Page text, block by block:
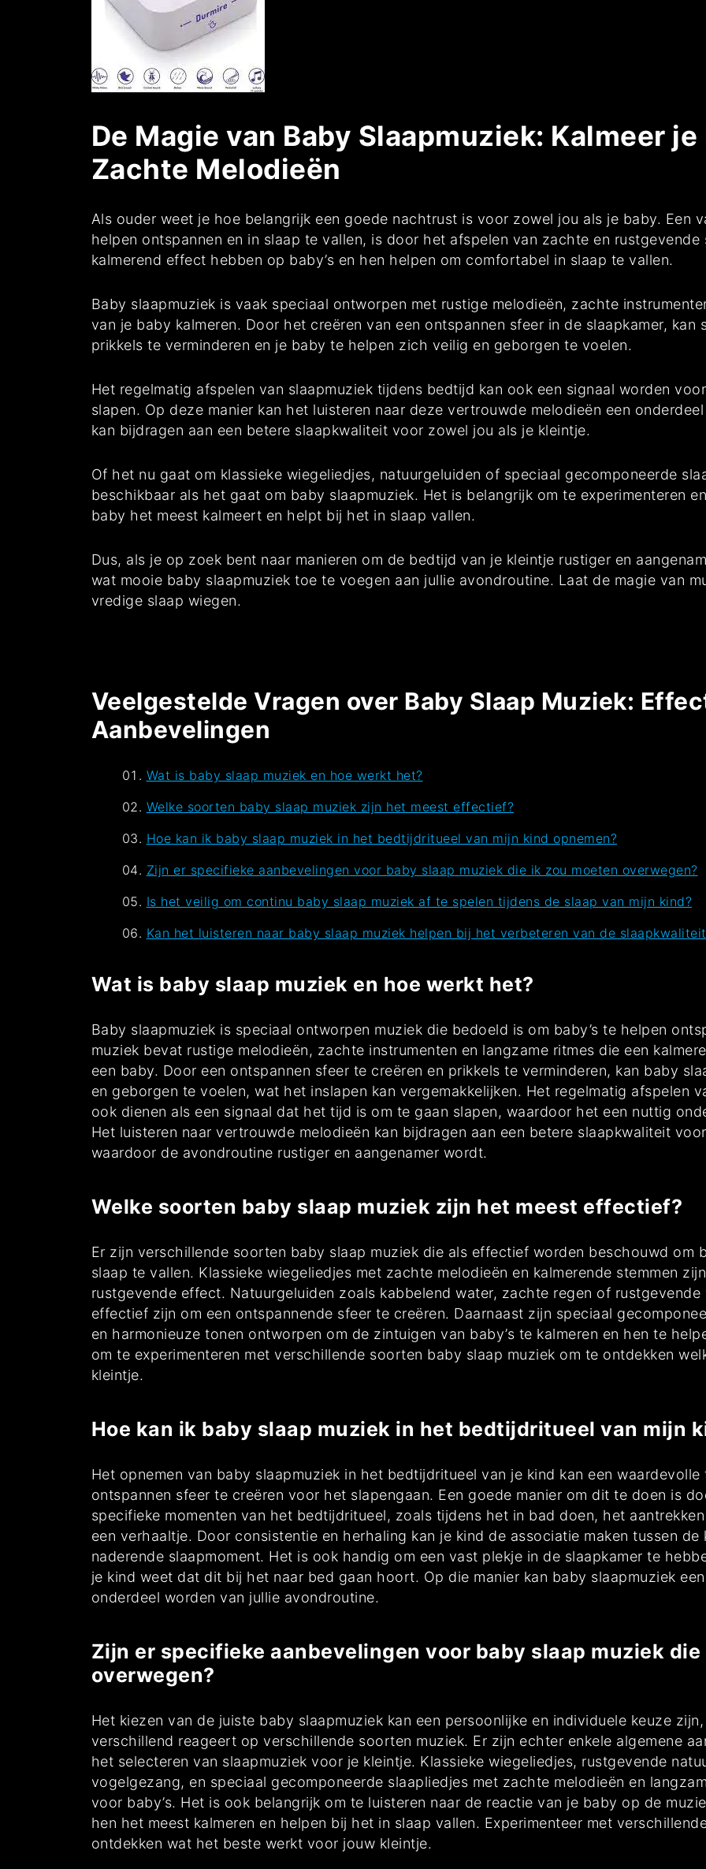
De Magie van Baby Slaapmuziek: Kalmeer
Zachte Melodieën
Als ouder weet je hoe belangrijk een goede nachtrust is voor zowel jou als je baby. Een
helpen ontspannen en in slaap te vallen, is door het afspelen van zachte en rustgevende
kalmerend effect hebben op baby’s en hen helpen om comfortabel in slaap te vallen.
Baby slaapmuziek is vaak speciaal ontworpen met rustige melodieën, zachte
van je baby kalmeren. Door het creëren van een ontspannen sfeer in de slaapkamer, kan
prikkels te verminderen en je baby te helpen zich veilig en geborgen te voelen.
Het regelmatig afspelen van slaapmuziek tijdens bedtijd kan ook een signaal worden
slapen. Op deze manier kan het luisteren naar deze vertrouwde melodieën een
kan bijdragen aan een betere slaapkwaliteit voor zowel jou als je kleintje.
Of het nu gaat om klassieke wiegeliedjes, natuurgeluiden of speciaal gecomponeerde
beschikbaar als het gaat om baby slaapmuziek. Het is belangrijk om te experimenteren
baby het meest kalmeert en helpt bij het in slaap vallen.
Dus, als je op zoek bent naar manieren om de bedtijd van je kleintje rustiger en
wat mooie baby slaapmuziek toe te voegen aan jullie avondroutine. Laat de magie van
vredige slaap wiegen.
Veelgestelde Vragen over Baby Slaap Muziek:
Aanbevelingen
Wat is baby slaap muziek en hoe werkt het?
Welke soorten baby slaap muziek zijn het meest effectief?
Hoe kan ik baby slaap muziek in het bedtijdritueel van mijn kind opnemen?
Zijn er specifieke aanbevelingen voor baby slaap muziek die ik zou moeten overwegen?
Is het veilig om continu baby slaap muziek af te spelen tijdens de slaap van mijn kind?
Kan het luisteren naar baby slaap muziek helpen bij het verbeteren van de
Wat is baby slaap muziek en hoe werkt het?
Baby slaapmuziek is speciaal ontworpen muziek die bedoeld is om baby’s te helpen
muziek bevat rustige melodieën, zachte instrumenten en langzame ritmes die een
een baby. Door een ontspannen sfeer te creëren en prikkels te verminderen, kan baby
en geborgen te voelen, wat het inslapen kan vergemakkelijken. Het regelmatig afspelen
ook dienen als een signaal dat het tijd is om te gaan slapen, waardoor het een nuttig
Het luisteren naar vertrouwde melodieën kan bijdragen aan een betere slaapkwaliteit
waardoor de avondroutine rustiger en aangenamer wordt.
Welke soorten baby slaap muziek zijn het meest effectief?
Er zijn verschillende soorten baby slaap muziek die als effectief worden beschouwd om
slaap te vallen. Klassieke wiegeliedjes met zachte melodieën en kalmerende stemmen
rustgevende effect. Natuurgeluiden zoals kabbelend water, zachte regen of
effectief zijn om een ontspannende sfeer te creëren. Daarnaast zijn speciaal
en harmonieuze tonen ontworpen om de zintuigen van baby’s te kalmeren en hen te
om te experimenteren met verschillende soorten baby slaap muziek om te ontdekken
kleintje.
Hoe kan ik baby slaap muziek in het bedtijdritueel van mijn
Het opnemen van baby slaapmuziek in het bedtijdritueel van je kind kan een
ontspannen sfeer te creëren voor het slapengaan. Een goede manier om dit te doen is
specifieke momenten van het bedtijdritueel, zoals tijdens het in bad doen, het
een verhaaltje. Door consistentie en herhaling kan je kind de associatie maken tussen de
naderende slaapmoment. Het is ook handig om een vast plekje in de slaapkamer te
je kind weet dat dit bij het naar bed gaan hoort. Op die manier kan baby slaapmuziek
onderdeel worden van jullie avondroutine.
Zijn er specifieke aanbevelingen voor baby slaap muziek die
overwegen?
Het kiezen van de juiste baby slaapmuziek kan een persoonlijke en individuele keuze
verschillend reageert op verschillende soorten muziek. Er zijn echter enkele algemene
het selecteren van slaapmuziek voor je kleintje. Klassieke wiegeliedjes, rustgevende
vogelgezang, en speciaal gecomponeerde slaapliedjes met zachte melodieën en
voor baby’s. Het is ook belangrijk om te luisteren naar de reactie van je baby op de
hen het meest kalmeren en helpen bij het in slaap vallen. Experimenteer met
ontdekken wat het beste werkt voor jouw kleintje.